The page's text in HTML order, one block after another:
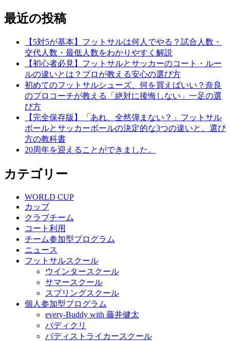
最近の投稿
【5対5が基本】フットサルは何人でやる？試合人数・
交代人数・最低人数をわかりやすく解説
【初心者必見】フットサルとサッカーのコート・ルー
ルの違いとは？プロが教える安心の選び方
初めてのフットサルシューズ、何を買えばいい？奈良
のプロコーチが教える「絶対に後悔しない」一足の選
び方
【完全保存版】「あれ、全然弾まない？」フットサル
ボールとサッカーボールの決定的な3つの違いと、選び
方の教科書
20周年を迎えることができました。
カテゴリー
WORLD CUP
カップ
クラブチーム
コート利用
チーム参加型プログラム
ニュース
フットサルスクール
ウインタースクール
サマースクール
スプリングスクール
個人参加型プログラム
every-Buddy with 藤井健太
バディクリ
バディストライカースクール